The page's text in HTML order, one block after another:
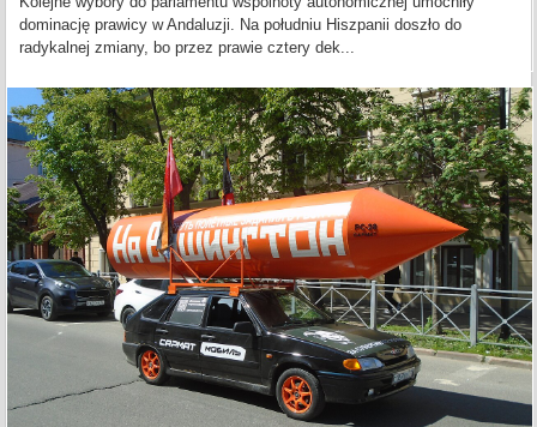
dominację prawicy w Andaluzji. Na południu Hiszpanii doszło do
radykalnej zmiany, bo przez prawie cztery dek...